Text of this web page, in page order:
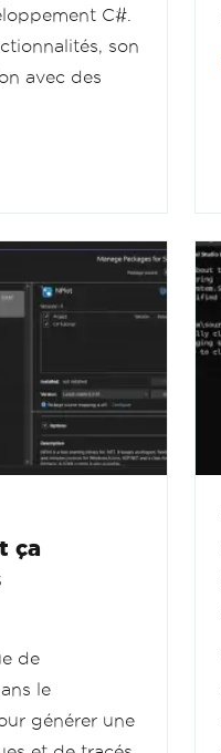
C#.
son
avec des
ça
de
le
générer une